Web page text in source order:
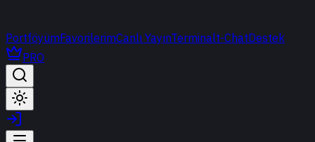
PortföyümFavorilerimCanlı YayınTerminalt-ChatDestek
PRO